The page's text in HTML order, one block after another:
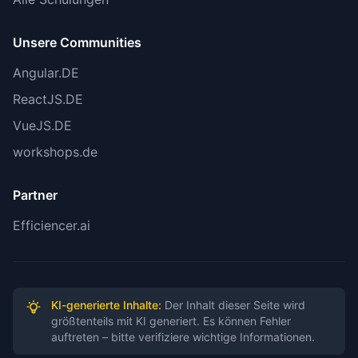
(getpolyscope.com, YouTube)
⚠️ workshops.de Kurs-Links:
Verifikation erforderlich
https://workshops.de/kurse/software-
engineering-claude-code
https://workshops.de/kurse/ki-agenten-mit-
n8n
Unsere Communities
Angular.DE
ReactJS.DE
VueJS.DE
workshops.de
Partner
Efficiencer.ai
KI-generierte Inhalte: Der Inhalt dieser Seite wird
größtenteils mit KI generiert. Es können Fehler
auftreten – bitte verifiziere wichtige Informationen.